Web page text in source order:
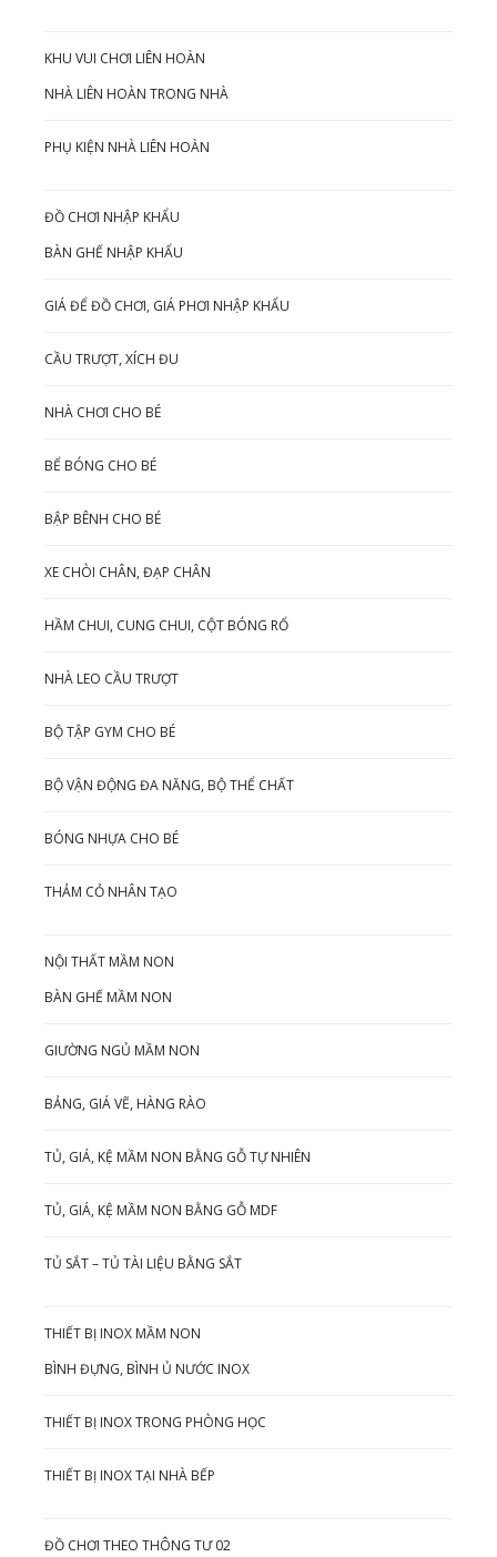
KHU VUI CHƠI LIÊN HOÀN
NHÀ LIÊN HOÀN TRONG NHÀ
PHỤ KIỆN NHÀ LIÊN HOÀN
ĐỒ CHƠI NHẬP KHẨU
BÀN GHẾ NHẬP KHẨU
GIÁ ĐỂ ĐỒ CHƠI, GIÁ PHƠI NHẬP KHẨU
CẦU TRƯỢT, XÍCH ĐU
NHÀ CHƠI CHO BÉ
BỂ BÓNG CHO BÉ
BẬP BÊNH CHO BÉ
XE CHÒI CHÂN, ĐẠP CHÂN
HẦM CHUI, CUNG CHUI, CỘT BÓNG RỔ
NHÀ LEO CẦU TRƯỢT
BỘ TẬP GYM CHO BÉ
BỘ VẬN ĐỘNG ĐA NĂNG, BỘ THỂ CHẤT
BÓNG NHỰA CHO BÉ
THẢM CỎ NHÂN TẠO
NỘI THẤT MẦM NON
BÀN GHẾ MẦM NON
GIƯỜNG NGỦ MẦM NON
BẢNG, GIÁ VẼ, HÀNG RÀO
TỦ, GIÁ, KỆ MẦM NON BẰNG GỖ TỰ NHIÊN
TỦ, GIÁ, KỆ MẦM NON BẰNG GỖ MDF
TỦ SẮT – TỦ TÀI LIỆU BẰNG SẮT
THIẾT BỊ INOX MẦM NON
BÌNH ĐỰNG, BÌNH Ủ NƯỚC INOX
THIẾT BỊ INOX TRONG PHÒNG HỌC
THIẾT BỊ INOX TẠI NHÀ BẾP
ĐỒ CHƠI THEO THÔNG TƯ 02